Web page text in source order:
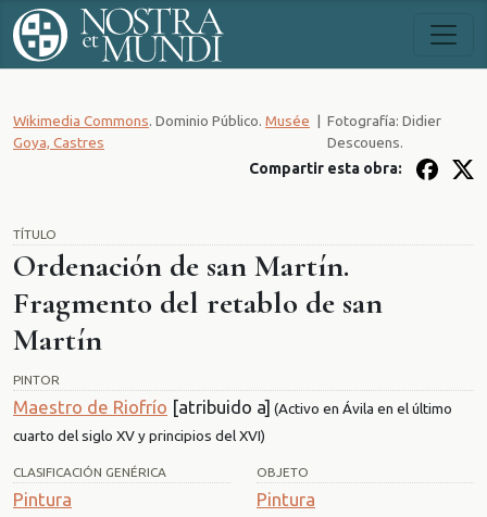
TÍTULO
Ordenación de san Martín.
Fragmento del retablo de san
Martín
PINTOR
Maestro de Riofrío [atribuido a] (Activo en Ávila en el último
cuarto del siglo XV y principios del XVI)
CLASIFICACIÓN GENÉRICA
Pintura
OBJETO
Pintura
Wikimedia Commons. Dominio Público. Musée
Goya, Castres
|Fotografía: Didier
Descouens.
Compartir esta obra: